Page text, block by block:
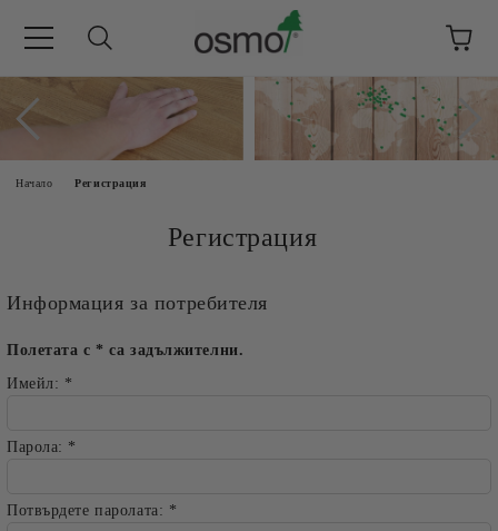
Начало Регистрация
Регистрация
Информация за потребителя
Полетата с * са задължителни.
Имейл: *
Парола: *
Потвърдете паролата: *